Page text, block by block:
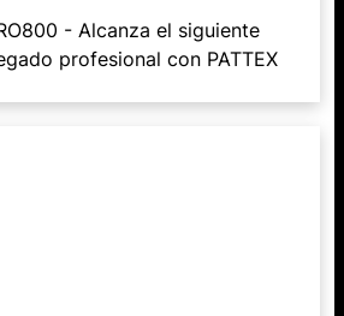
- Alcanza el siguiente
profesional con PATTEX